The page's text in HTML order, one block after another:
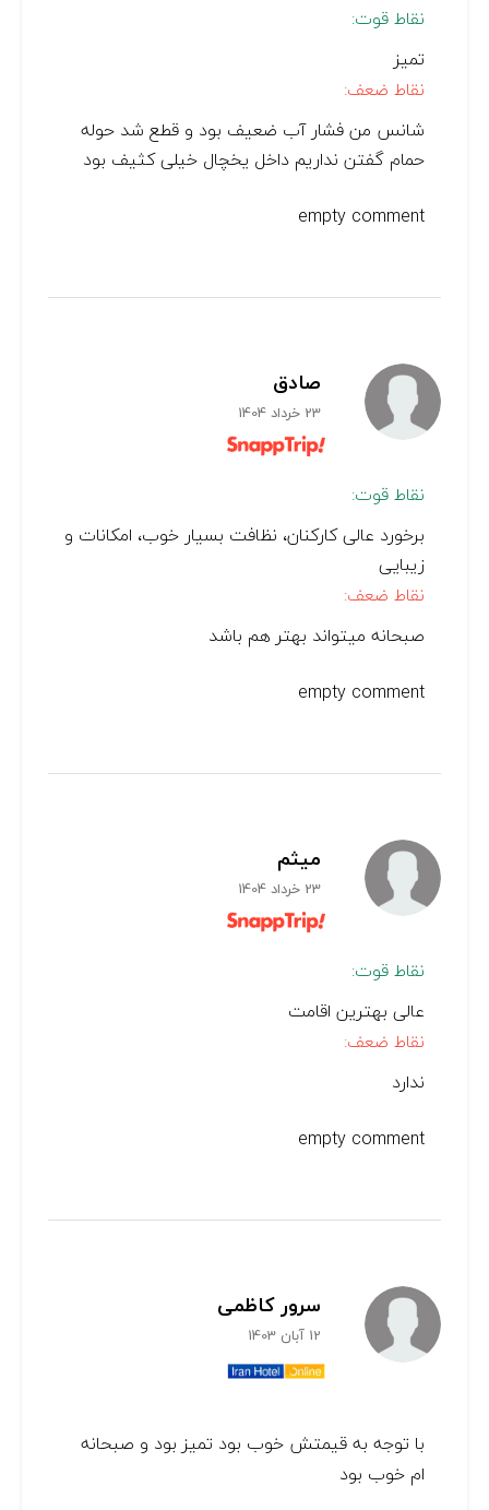
نقاط قوت:
تمیز
نقاط ضعف:
شانس من فشار آب ضعیف بود و قطع شد حوله
حمام گفتن نداریم داخل یخچال خیلی کثیف بود
empty comment
صادق
23 خرداد 1404
نقاط قوت:
برخورد عالی کارکنان، نظافت بسیار خوب، امکانات و
زیبایی
نقاط ضعف:
صبحانه میتواند بهتر هم باشد
empty comment
میثم
23 خرداد 1404
نقاط قوت:
عالی بهترین اقامت
نقاط ضعف:
ندارد
empty comment
سرور کاظمی
12 آبان 1403
با توجه به قیمتش خوب بود تمیز بود و صبحانه
ام خوب بود